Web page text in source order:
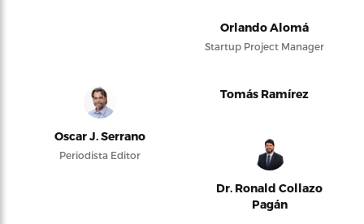
Orlando Alomá
Startup Project Manager
Oscar J. Serrano
Periodista Editor
Tomás Ramírez
Dr. Ronald Collazo
Pagán